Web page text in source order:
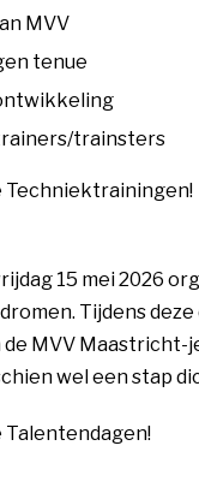
MVV
tenue
trainsters
Techniektrainingen!
15 mei
Tijdens
MVV
wel een stap
Talentendagen!